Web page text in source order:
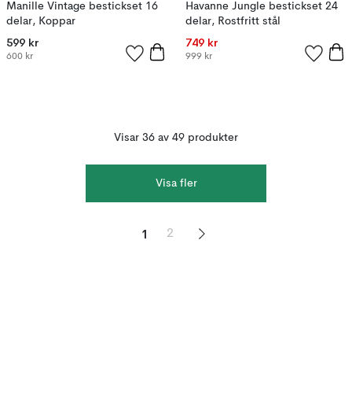
Manille Vintage bestickset 16
delar, Koppar
599 kr
600 kr
Havanne Jungle bestickset 24
delar, Rostfritt stål
749 kr
999 kr
Visar 36 av 49 produkter
Visa fler
1 2